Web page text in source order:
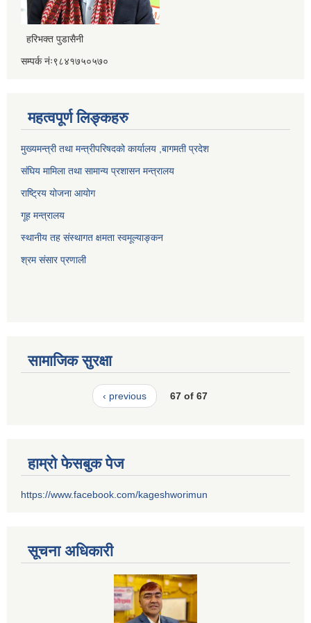
हरिभक्त पुडासैनी
सम्पर्क नंः९८४१७५०५७०
महत्वपूर्ण लिङ्कहरु
मुख्यमन्त्री तथा मन्त्रीपरिषदको कार्यालय ,बागमती प्रदेश
संघिय मामिला तथा सामान्य प्रशासन मन्त्रालय
राष्ट्रिय योजना आयोग
गूह मन्त्रालय
स्थानीय तह संस्थागत क्षमता स्वमूल्याङ्कन
श्रम संसार प्रणाली
सामाजिक सुरक्षा
‹ previous 67 of 67
हाम्रो फेसबुक पेज
https://www.facebook.com/kageshworimun
सूचना अधिकारी